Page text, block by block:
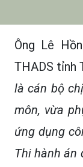
Ông Lê
THADS tỉnh
là cán bộ
môn, vừa
ứng dụng
Thi hành án